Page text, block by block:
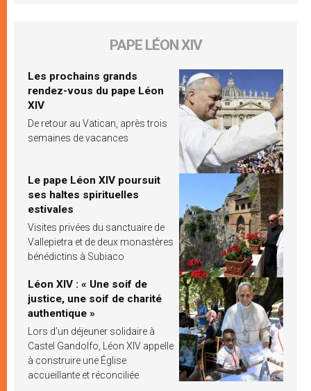
PAPE LÉON XIV
Les prochains grands
rendez-vous du pape Léon
XIV
De retour au Vatican, après trois
semaines de vacances
Le pape Léon XIV poursuit
ses haltes spirituelles
estivales
Visites privées du sanctuaire de
Vallepietra et de deux monastères
bénédictins à Subiaco
Léon XIV : « Une soif de
justice, une soif de charité
authentique »
Lors d’un déjeuner solidaire à
Castel Gandolfo, Léon XIV appelle
à construire une Église
accueillante et réconciliée